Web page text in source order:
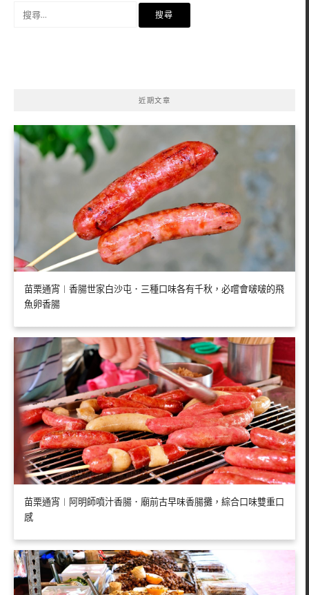
近期文章
苗栗通宵︱香腸世家白沙屯．三種口味各有千秋，必嚐會啵啵的飛
魚卵香腸
苗栗通宵︱阿明師噴汁香腸．廟前古早味香腸攤，綜合口味雙重口
感